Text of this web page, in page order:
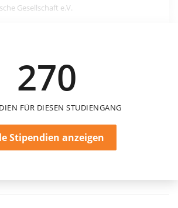
Gesellschaft e.V.
270
FÜR DIESEN STUDIENGANG
Stipendien anzeigen